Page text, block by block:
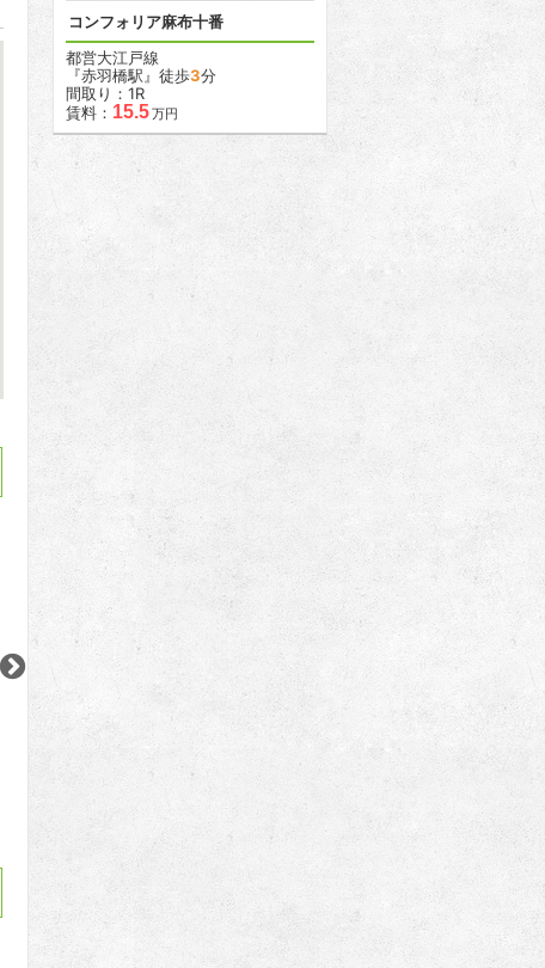
オリエンタル横山町
都営浅草線
『東日本橋駅』徒歩
更新 08/07
2
間取り：1DK〜1LDK
13.1
ブランシエスタ
東急東横線
『学芸大学駅』徒
27.5
コンフォリア麻布十番
都営大江戸線
『赤羽橋駅』徒歩3分
間取り：1R
賃料： 15.5万円